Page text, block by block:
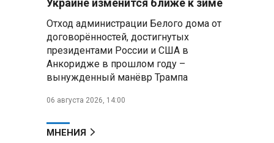
Президент Алжира готовится
к визиту в Беларусь — МИД
Алжира
300 жителей Курской области,
неизвестной
Украине изменится ближе к зиме
Отход администрации Белого дома от
договорённостей, достигнутых
президентами России и США в
Анкоридже в прошлом году –
вынужденный манёвр Трампа
06 августа 2026, 14:00
МНЕНИЯ